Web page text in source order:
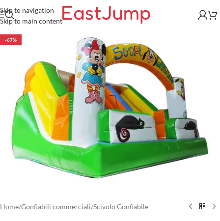
Skip to navigation
Skip to main content
-67%
Home/Gonfiabili commerciali/Scivolo Gonfiabile